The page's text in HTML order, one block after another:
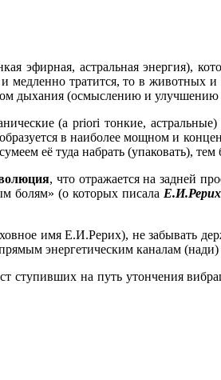
эфирная, астральная энергия),
тратится, то в животных и
дыхания (осмыслению и улучшению
(a priori тонкие,
в наиболее мощном и
её туда набрать (упаковать),
, что отражается на задней
болям» (о которых писала Е.И.Рерих
имя Е.И.Рерих), не забывать
энергетическим каналам
ступивших на путь утончения